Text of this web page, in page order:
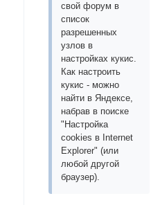
свой форум в
список
разрешенных
узлов в
настройках кукис.
Как настроить
кукис - можно
найти в Яндексе,
набрав в поиске
"Настройка
cookies в Internet
Explorer" (или
любой другой
браузер).